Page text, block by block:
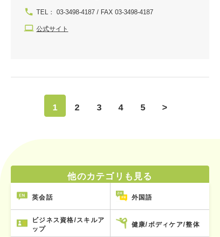
TEL： 03-3498-4187 / FAX 03-3498-4187
公式サイト
1 2 3 4 5 >
他のカテゴリも見る
英会話 外国語
ビジネス資格/スキルア
ップ
健康/ボディケア/整体